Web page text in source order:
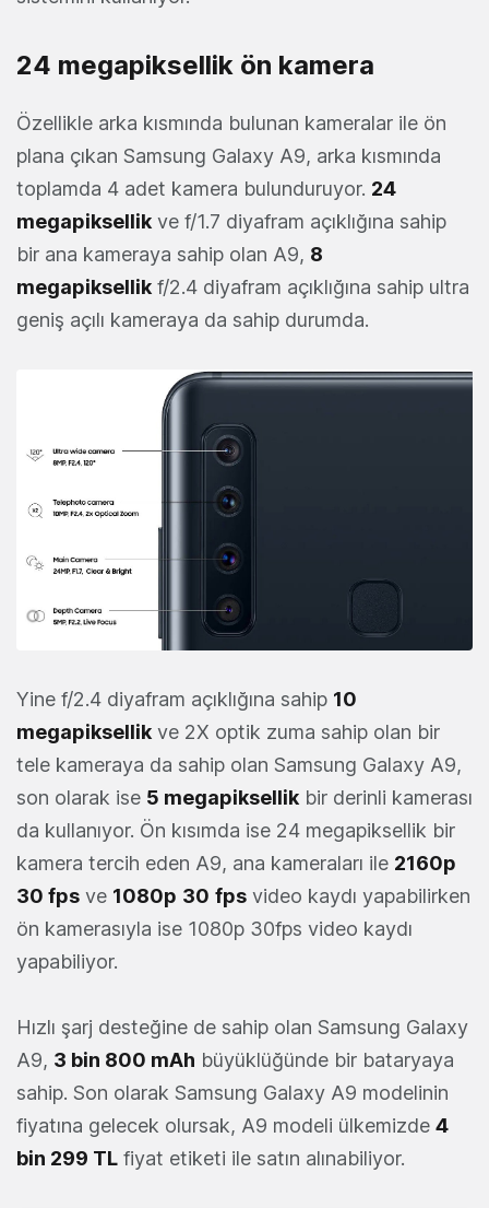
24 megapiksellik ön kamera
Özellikle arka kısmında bulunan kameralar ile ön
plana çıkan Samsung Galaxy A9, arka kısmında
toplamda 4 adet kamera bulunduruyor. 24
megapiksellik ve f/1.7 diyafram açıklığına sahip
bir ana kameraya sahip olan A9, 8
megapiksellik f/2.4 diyafram açıklığına sahip ultra
geniş açılı kameraya da sahip durumda.
Yine f/2.4 diyafram açıklığına sahip 10
megapiksellik ve 2X optik zuma sahip olan bir
tele kameraya da sahip olan Samsung Galaxy A9,
son olarak ise 5 megapiksellik bir derinli kamerası
da kullanıyor. Ön kısımda ise 24 megapiksellik bir
kamera tercih eden A9, ana kameraları ile 2160p
30 fps ve 1080p 30 fps video kaydı yapabilirken
ön kamerasıyla ise 1080p 30fps video kaydı
yapabiliyor.
Hızlı şarj desteğine de sahip olan Samsung Galaxy
A9, 3 bin 800 mAh büyüklüğünde bir bataryaya
sahip. Son olarak Samsung Galaxy A9 modelinin
fiyatına gelecek olursak, A9 modeli ülkemizde 4
bin 299 TL fiyat etiketi ile satın alınabiliyor.